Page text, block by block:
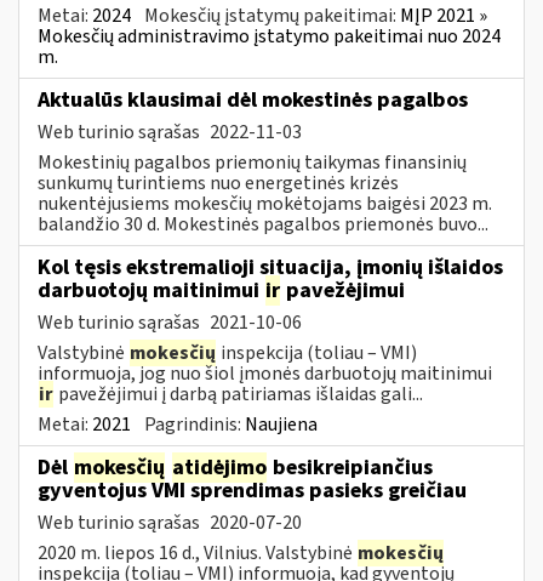
Metai: 2024 Mokesčių įstatymų pakeitimai: MĮP 2021 »
Mokesčių administravimo įstatymo pakeitimai nuo 2024
m.
Aktualūs klausimai dėl mokestinės pagalbos
Web turinio sąrašas 2022-11-03
Mokestinių pagalbos priemonių taikymas finansinių
sunkumų turintiems nuo energetinės krizės
nukentėjusiems mokesčių mokėtojams baigėsi 2023 m.
balandžio 30 d. Mokestinės pagalbos priemonės buvo...
Kol tęsis ekstremalioji situacija, įmonių išlaidos
darbuotojų maitinimui ir pavežėjimui
Web turinio sąrašas 2021-10-06
Valstybinė mokesčių inspekcija (toliau – VMI)
informuoja, jog nuo šiol įmonės darbuotojų maitinimui
ir pavežėjimui į darbą patiriamas išlaidas gali...
Metai: 2021 Pagrindinis: Naujiena
Dėl mokesčių atidėjimo besikreipiančius
gyventojus VMI sprendimas pasieks greičiau
Web turinio sąrašas 2020-07-20
2020 m. liepos 16 d., Vilnius. Valstybinė mokesčių
inspekcija (toliau – VMI) informuoja, kad gyventojų